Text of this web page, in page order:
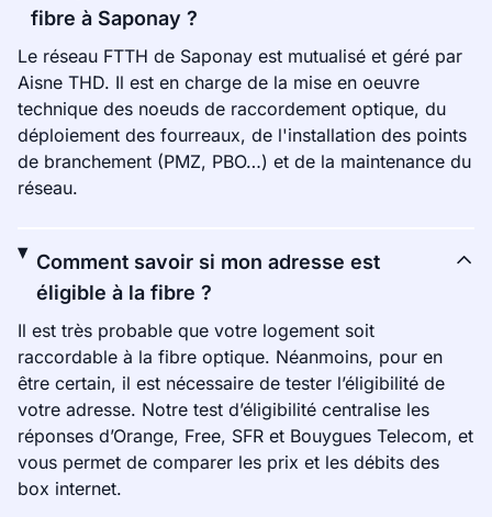
fibre à Saponay ?
Le réseau FTTH de Saponay est mutualisé et géré par
Aisne THD. Il est en charge de la mise en oeuvre
technique des noeuds de raccordement optique, du
déploiement des fourreaux, de l'installation des points
de branchement (PMZ, PBO…) et de la maintenance du
réseau.
Comment savoir si mon adresse est
éligible à la fibre ?
Il est très probable que votre logement soit
raccordable à la fibre optique. Néanmoins, pour en
être certain, il est nécessaire de tester l’éligibilité de
votre adresse. Notre test d’éligibilité centralise les
réponses d’Orange, Free, SFR et Bouygues Telecom, et
vous permet de comparer les prix et les débits des
box internet.